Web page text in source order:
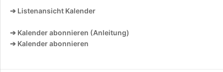
➔ Listenansicht Kalender
➔ Kalender abonnieren (Anleitung)
➔ Kalender abonnieren